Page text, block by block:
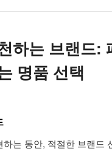
하는 브랜드:
명품 선택
는 동안, 적절한 브랜드